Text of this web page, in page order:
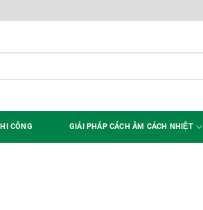
CÔNG GIẢI PHÁP CÁCH ÂM CÁCH NHIỆT